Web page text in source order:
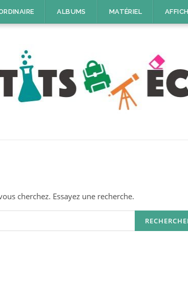
ALBUMS MATÉRIEL
cherchez. Essayez une recherche.